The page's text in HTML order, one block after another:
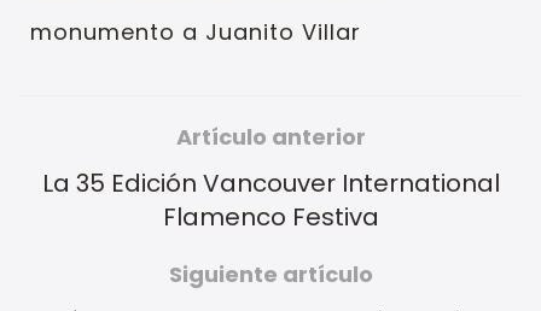
monumento a Juanito Villar
Artículo anterior
La 35 Edición Vancouver International
Flamenco Festiva
Siguiente artículo